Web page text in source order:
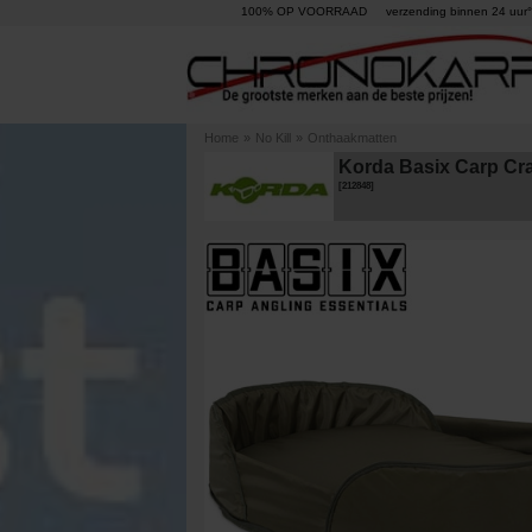
100% OP VOORRAAD verzending binnen 24 uur°
Home » No Kill » Onthaakmatten
Korda Basix Carp
212848]